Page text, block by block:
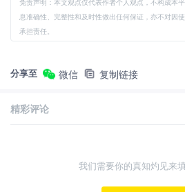
免责声明：本文观点仅代表作者个人观点，不构成本
息准确性、完整性和及时性做出任何保证，亦不对因
承担责任。
分享至 微信 复制链接
精彩评论
我们需要你的真知灼见来